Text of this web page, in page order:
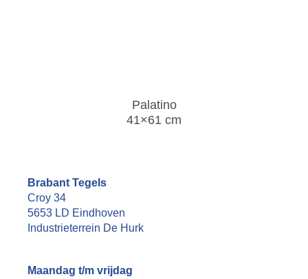
Palatino
41×61 cm
Brabant Tegels
Croy 34
5653 LD Eindhoven
Industrieterrein De Hurk
Maandag t/m vrijdag